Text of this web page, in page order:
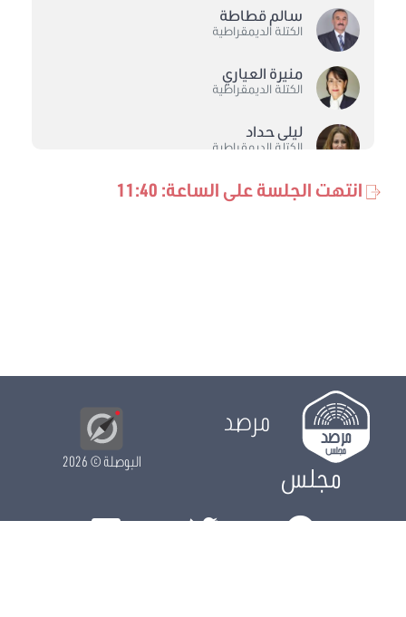
سالم قطاطة
الكتلة الديمقراطية
منيرة العياري
الكتلة الديمقراطية
ليلى حداد
الكتلة الديمقراطية
سماح دمق
كتلة حزب قلب تونس
كتلة حركة النهضة
انتهت الجلسة على الساعة: 11:40
مرصد
مجلس
البوصلة© 2026